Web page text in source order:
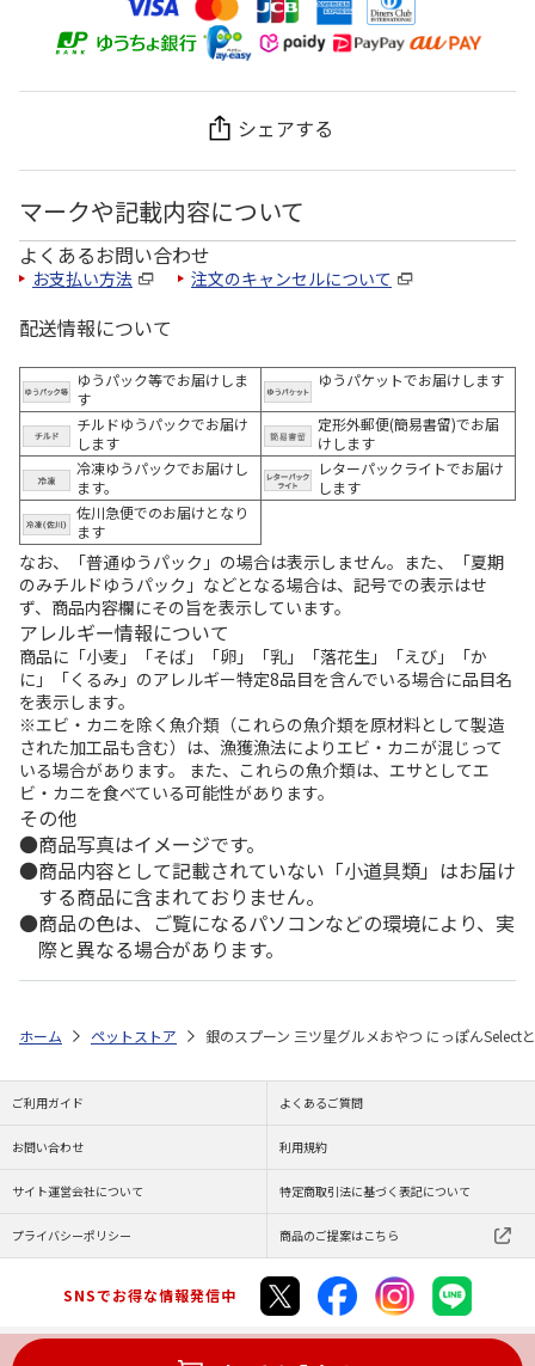
シェアする
マークや記載内容について
よくあるお問い合わせ
お支払い方法 注文のキャンセルについて
配送情報について
ゆうパック等でお届けしま
す
ゆうパケットでお届けします
チルドゆうパックでお届け
します
定形外郵便(簡易書留)でお届
けします
冷凍ゆうパックでお届けし
ます。
レターパックライトでお届け
します
佐川急便でのお届けとなり
ます
なお、「普通ゆうパック」の場合は表示しません。また、「夏期
のみチルドゆうパック」などとなる場合は、記号での表示はせ
ず、商品内容欄にその旨を表示しています。
アレルギー情報について
商品に「小麦」「そば」「卵」「乳」「落花生」「えび」「か
に」「くるみ」のアレルギー特定8品目を含んでいる場合に品目名
を表示します。
※エビ・カニを除く魚介類（これらの魚介類を原材料として製造
された加工品も含む）は、漁獲漁法によりエビ・カニが混じって
いる場合があります。 また、これらの魚介類は、エサとしてエ
ビ・カニを食べている可能性があります。
その他
商品写真はイメージです。
商品内容として記載されていない「小道具類」はお届け
する商品に含まれておりません。
商品の色は、ご覧になるパソコンなどの環境により、実
際と異なる場合があります。
ホーム ペットストア 銀のスプーン 三ツ星グルメおやつ にっぽん
ご利用ガイド よくあるご質問
お問い合わせ 利用規約
サイト運営会社について 特定商取引法に基づく表記について
プライバシーポリシー 商品のご提案はこちら
SNSでお得な情報発信中